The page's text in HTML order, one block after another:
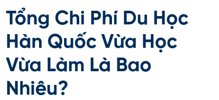
Tổng Chi Phí Du Học
Hàn Quốc Vừa Học
Vừa Làm Là Bao
Nhiêu?